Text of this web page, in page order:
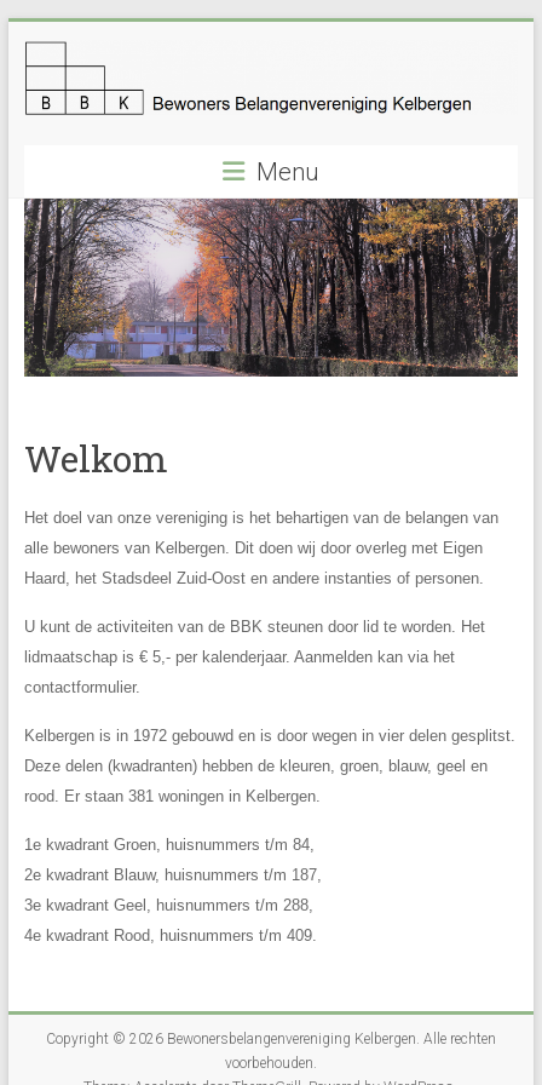
Kelbergen
Menu
Welkom
Het doel van onze vereniging is het behartigen van de belangen van
alle bewoners van Kelbergen. Dit doen wij door overleg met Eigen
Haard, het Stadsdeel Zuid-Oost en andere instanties of personen.
U kunt de activiteiten van de BBK steunen door lid te worden. Het
lidmaatschap is € 5,- per kalenderjaar. Aanmelden kan via het
contactformulier.
Kelbergen is in 1972 gebouwd en is door wegen in vier delen gesplitst.
Deze delen (kwadranten) hebben de kleuren, groen, blauw, geel en
rood. Er staan 381 woningen in Kelbergen.
1e kwadrant Groen, huisnummers t/m 84,
2e kwadrant Blauw, huisnummers t/m 187,
3e kwadrant Geel, huisnummers t/m 288,
4e kwadrant Rood, huisnummers t/m 409.
Copyright © 2026 Bewonersbelangenvereniging Kelbergen. Alle rechten
voorbehouden.